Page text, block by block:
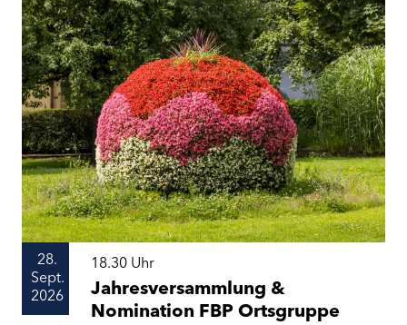
28.
Sept.
2026
18.30 Uhr
Jahresversammlung &
Nomination FBP Ortsgruppe